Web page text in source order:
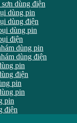
dùng điện
dùng pin
dùng điện
dùng pin
điện
dùng pin
dùng điện
pin
điện
pin
pin
pin
điện